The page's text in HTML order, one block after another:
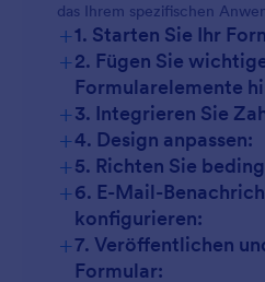
das Ihrem spezifischen
+1. Starten Sie Ihr
+2. Fügen Sie
Formularelemente
+3. Integrieren Sie
+4. Design anpassen:
+5. Richten Sie
+6. E-Mail-
konfigurieren:
+7. Veröffentlichen
Formular: